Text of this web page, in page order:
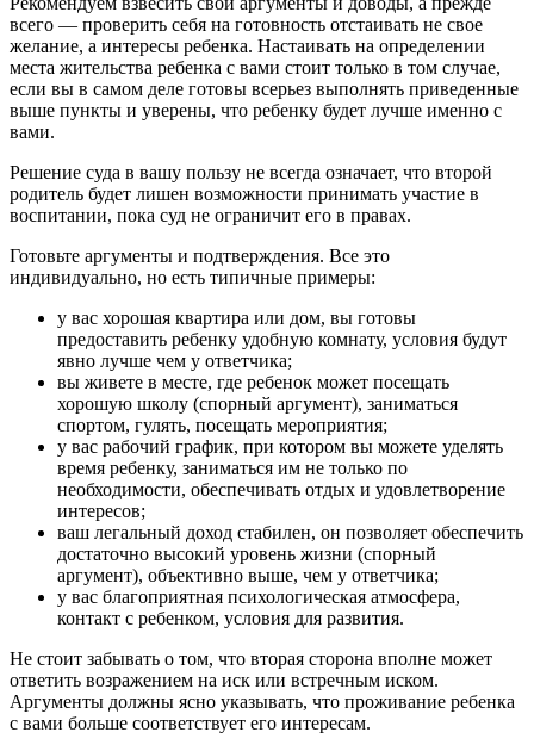
всего — проверить себя на готовность отстаивать не свое
желание, а интересы ребенка. Настаивать на определении
места жительства ребенка с вами стоит только в том случае,
если вы в самом деле готовы всерьез выполнять приведенные
выше пункты и уверены, что ребенку будет лучше именно с
вами.
Решение суда в вашу пользу не всегда означает, что второй
родитель будет лишен возможности принимать участие в
воспитании, пока суд не ограничит его в правах.
Готовьте аргументы и подтверждения. Все это
индивидуально, но есть типичные примеры:
у вас хорошая квартира или дом, вы готовы
предоставить ребенку удобную комнату, условия будут
явно лучше чем у ответчика;
вы живете в месте, где ребенок может посещать
хорошую школу (спорный аргумент), заниматься
спортом, гулять, посещать мероприятия;
у вас рабочий график, при котором вы можете уделять
время ребенку, заниматься им не только по
необходимости, обеспечивать отдых и удовлетворение
интересов;
ваш легальный доход стабилен, он позволяет обеспечить
достаточно высокий уровень жизни (спорный
аргумент), объективно выше, чем у ответчика;
у вас благоприятная психологическая атмосфера,
контакт с ребенком, условия для развития.
Не стоит забывать о том, что вторая сторона вполне может
ответить возражением на иск или встречным иском.
Аргументы должны ясно указывать, что проживание ребенка
с вами больше соответствует его интересам.